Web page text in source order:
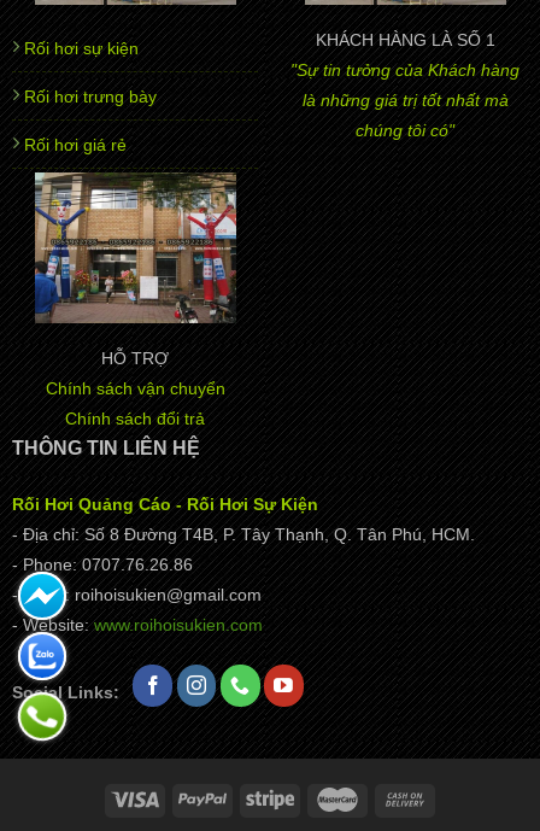
Rối hơi sự kiện
Rối hơi trưng bày
Rối hơi giá rẻ
KHÁCH HÀNG LÀ SỐ 1
"Sự tin tưởng của Khách hàng
là những giá trị tốt nhất mà
chúng tôi có"
HỖ TRỢ
Chính sách vận chuyển
Chính sách đổi trả
THÔNG TIN LIÊN HỆ
Rối Hơi Quảng Cáo - Rối Hơi Sự Kiện
- Địa chỉ: Số 8 Đường T4B, P. Tây Thạnh, Q. Tân Phú, HCM.
- Phone: 0707.76.26.86
- Email: roihoisukien@gmail.com
- Website: www.roihoisukien.com
Social Links: